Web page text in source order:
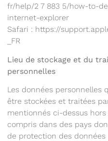
fr/help/2 7 883 5/how-to-
internet-explorer
Safari : https://
_FR
Lieu de stockage et du
personnelles
Les données personnelles
être stockées et traitées
mentionnés ci-dessus
compris dans des pays
de protection des